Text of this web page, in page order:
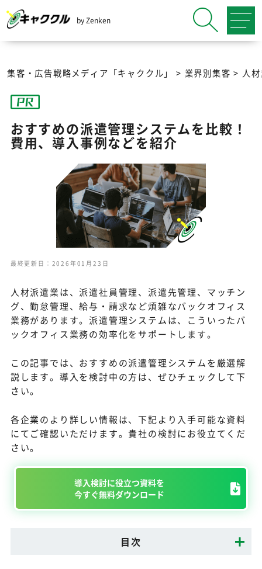
by Zenken
集客・広告戦略メディア「キャククル」 > 業界別集客 > 人
おすすめの派遣管理システムを比較！
費用、導入事例などを紹介
最終更新日：2026年01月23日
人材派遣業は、派遣社員管理、派遣先管理、マッチン
グ、勤怠管理、給与・請求など煩雑なバックオフィス
業務があります。派遣管理システムは、こういったバ
ックオフィス業務の効率化をサポートします。
この記事では、おすすめの派遣管理システムを厳選解
説します。導入を検討中の方は、ぜひチェックして下
さい。
各企業のより詳しい情報は、下記より入手可能な資料
にてご確認いただけます。貴社の検討にお役立てくだ
さい。
導入検討に役立つ資料を
今すぐ無料ダウンロード
目次